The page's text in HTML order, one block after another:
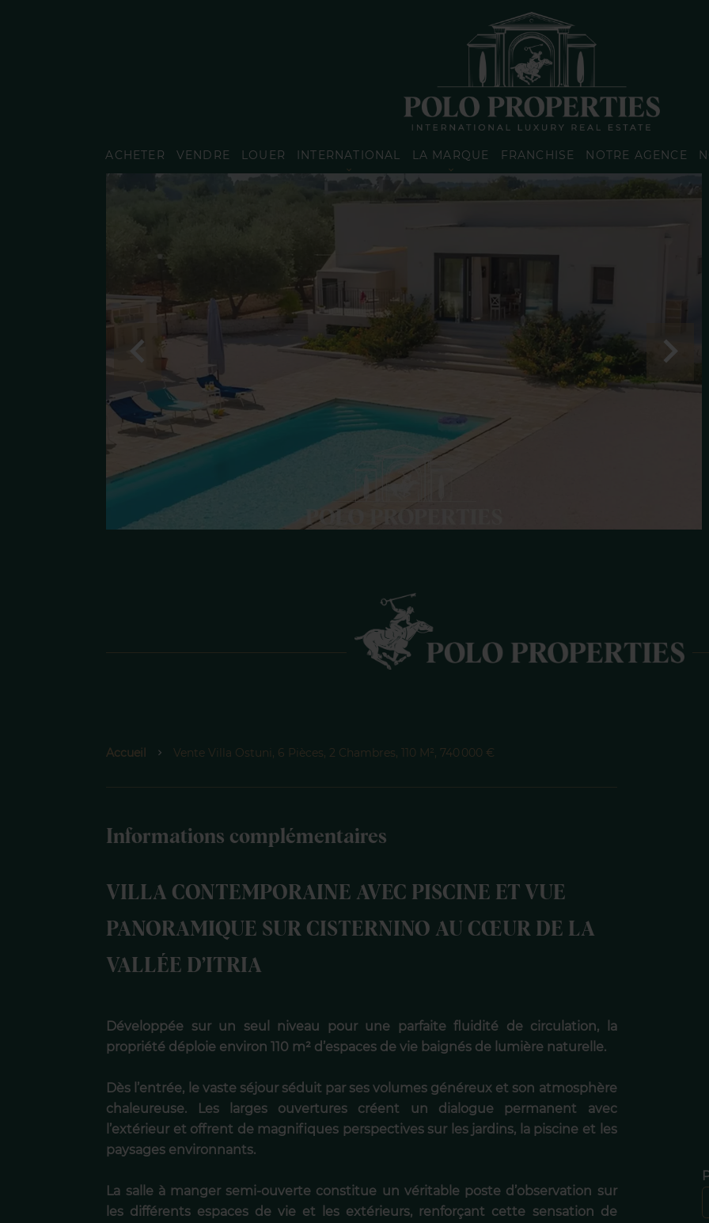
ACHETER VENDRE LOUER INTERNATIONAL LA MARQUE FRANCHISE NOTRE AGENCE
Accueil Vente Villa Ostuni, 6 Pièces, 2 Chambres, 110 M², 740 000 €
Informations complémentaires
VILLA CONTEMPORAINE AVEC PISCINE ET VUE
PANORAMIQUE SUR CISTERNINO AU CŒUR DE LA
VALLÉE D’ITRIA
Développée sur un seul niveau pour une parfaite fluidité de circulation, la
propriété déploie environ 110 m² d’espaces de vie baignés de lumière naturelle.
Dès l’entrée, le vaste séjour séduit par ses volumes généreux et son atmosphère
chaleureuse. Les larges ouvertures créent un dialogue permanent avec
l’extérieur et offrent de magnifiques perspectives sur les jardins, la piscine et les
paysages environnants.
La salle à manger semi-ouverte constitue un véritable poste d’observation sur
les différents espaces de vie et les extérieurs, renforçant cette sensation de